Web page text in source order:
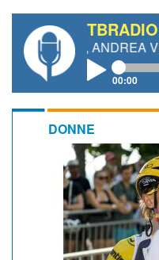
TBRADIO
ANDREA VENDRAME,
00:00
DONNE